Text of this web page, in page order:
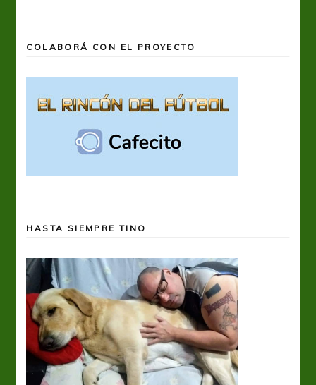
COLABORÁ CON EL PROYECTO
HASTA SIEMPRE TINO